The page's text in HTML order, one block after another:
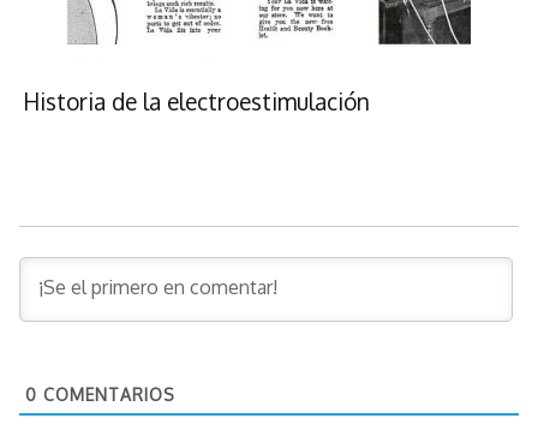
Historia de la electroestimulación
0 COMENTARIOS